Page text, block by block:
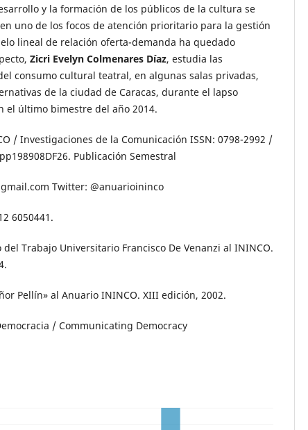
y la formación de los públicos de la cultura se
uno de los focos de atención prioritario para la gestión
lineal de relación oferta-demanda ha quedado
Zicri Evelyn Colmenares Díaz, estudia las
consumo cultural teatral, en algunas salas privadas,
de la ciudad de Caracas, durante el lapso
el último bimestre del año 2014.
/ Investigaciones de la Comunicación ISSN: 0798-2992 /
Publicación Semestral
Twitter: @anuarioininco
6050441.
Trabajo Universitario Francisco De Venanzi al ININCO.
Pellín» al Anuario ININCO. XIII edición, 2002.
/ Communicating Democracy